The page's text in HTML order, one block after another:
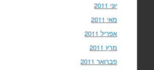
יוני 2011
מאי 2011
אפריל 2011
מרץ 2011
פברואר 2011